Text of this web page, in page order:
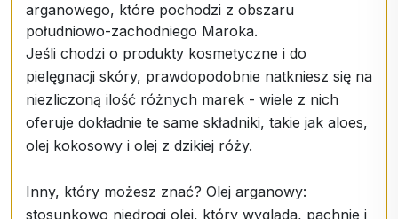
arganowego, które pochodzi z obszaru
południowo-zachodniego Maroka.
Jeśli chodzi o produkty kosmetyczne i do
pielęgnacji skóry, prawdopodobnie natkniesz się na
niezliczoną ilość różnych marek - wiele z nich
oferuje dokładnie te same składniki, takie jak aloes,
olej kokosowy i olej z dzikiej róży.
Inny, który możesz znać? Olej arganowy:
stosunkowo niedrogi olej, który wygląda, pachnie i